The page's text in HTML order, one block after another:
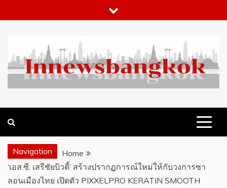
to
Navigation
Home
‘เอส.ซี. เสรีชัยบิวตี้’ สร้างปรากฏการณ์ใหม่ให้กับวงการซา
ลอนเมืองไทย เปิดตัว PIXXELPRO KERATIN SMOOTH